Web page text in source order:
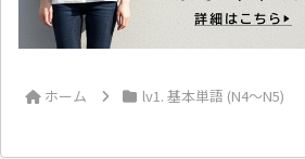
ホーム lv1. 基本単語 (N4～N5)